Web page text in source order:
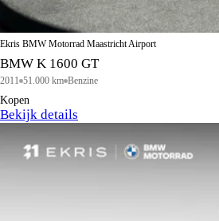
Ekris BMW Motorrad Maastricht Airport
BMW K 1600 GT
2011 51.000 km Benzine
Kopen
Bekijk details